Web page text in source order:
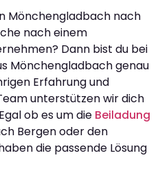
Mönchengladbach nach
nach einem
Dann bist du bei
Mönchengladbach genau
Erfahrung und
unterstützen wir dich
ob es um die Beiladung
Bergen oder den
die passende Lösung